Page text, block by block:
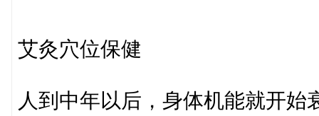
艾灸穴位保健
人到中年以后，身体机能就开